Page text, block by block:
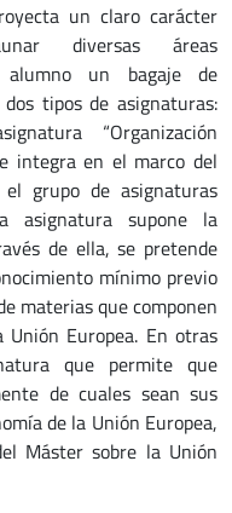
un claro carácter
diversas áreas
alumno un bagaje de
tipos de asignaturas:
“Organización
integra en el marco del
grupo de asignaturas
asignatura supone la
de ella, se pretende
mínimo previo
materias que componen
Unión Europea. En otras
que permite que
de cuales sean sus
de la Unión Europea,
Máster sobre la Unión